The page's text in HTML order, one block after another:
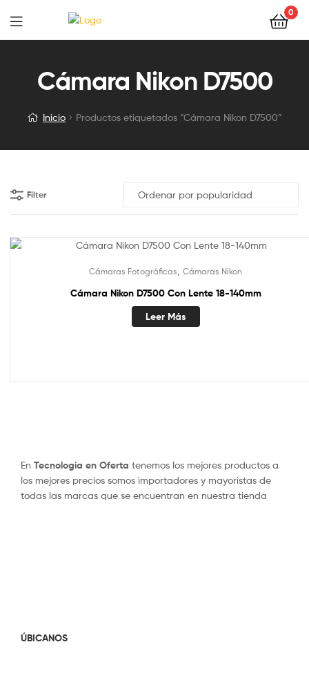
0
Cámara Nikon D7500
Inicio Productos etiquetados “Cámara Nikon D7500”
Filter
Cámaras Fotográficas Cámaras Nikon
Cámara Nikon D7500 Con Lente 18-140mm
Leer Más
En Tecnologia en Oferta tenemos los mejores productos a
los mejores precios somos importadores y mayoristas de
todas las marcas que se encuentran en nuestra tienda
ÚBICANOS